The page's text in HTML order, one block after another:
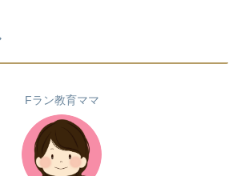
Fラン教育ママ